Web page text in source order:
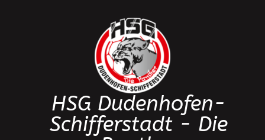
HSG Dudenhofen-
Schifferstadt - Die